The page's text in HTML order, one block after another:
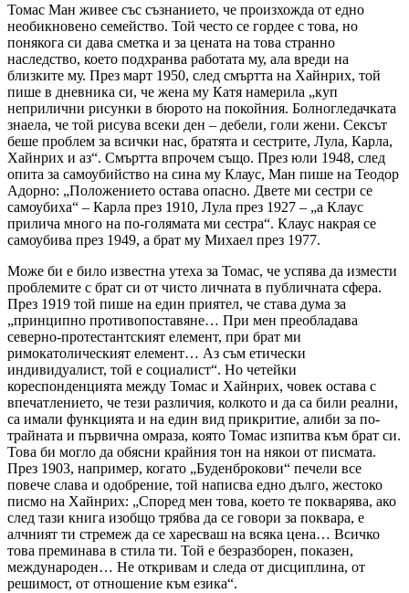
Томас Ман живее със съзнанието, че произхожда от едно
необикновено семейство. Той често се гордее с това, но
понякога си дава сметка и за цената на това странно
наследство, което подхранва работата му, ала вреди на
близките му. През март 1950, след смъртта на Хайнрих, той
пише в дневника си, че жена му Катя намерила „куп
неприлични рисунки в бюрото на покойния. Болногледачката
знаела, че той рисува всеки ден – дебели, голи жени. Сексът
беше проблем за всички нас, братята и сестрите, Лула, Карла,
Хайнрих и аз“. Смъртта впрочем също. През юли 1948, след
опита за самоубийство на сина му Клаус, Ман пише на Теодор
Адорно: „Положението остава опасно. Двете ми сестри се
самоубиха“ – Карла през 1910, Лула през 1927 – „а Клаус
прилича много на по-голямата ми сестра“. Клаус накрая се
самоубива през 1949, а брат му Михаел през 1977.
Може би е било известна утеха за Томас, че успява да измести
проблемите с брат си от чисто личната в публичната сфера.
През 1919 той пише на един приятел, че става дума за
„принципно противопоставяне… При мен преобладава
северно-протестантският елемент, при брат ми
римокатолическият елемент… Аз съм етически
индивидуалист, той е социалист“. Но четейки
кореспонденцията между Томас и Хайнрих, човек остава с
впечатлението, че тези различия, колкото и да са били реални,
са имали функцията и на един вид прикритие, алиби за по-
трайната и първична омраза, която Томас изпитва към брат си.
Това би могло да обясни крайния тон на някои от писмата.
През 1903, например, когато „Буденброкови“ печели все
повече слава и одобрение, той написва едно дълго, жестоко
писмо на Хайнрих: „Според мен това, което те покварява, ако
след тази книга изобщо трябва да се говори за поквара, е
алчният ти стремеж да се харесваш на всяка цена… Всичко
това преминава в стила ти. Той е безразборен, показен,
международен… Не откривам и следа от дисциплина, от
решимост, от отношение към езика“.